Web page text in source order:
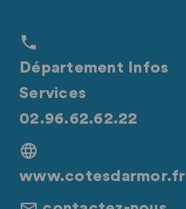
Département Infos
Services
02.96.62.62.22
www.cotesdarmor.fr